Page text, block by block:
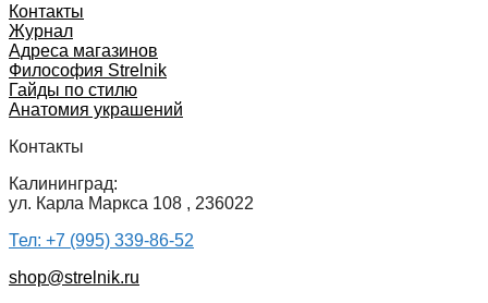
Контакты
Журнал
Адреса магазинов
Философия Strelnik
Гайды по стилю
Анатомия украшений
Контакты
Калининград:
ул. Карла Маркса 108 , 236022
Тел: +7 (995) 339-86-52
shop@strelnik.ru